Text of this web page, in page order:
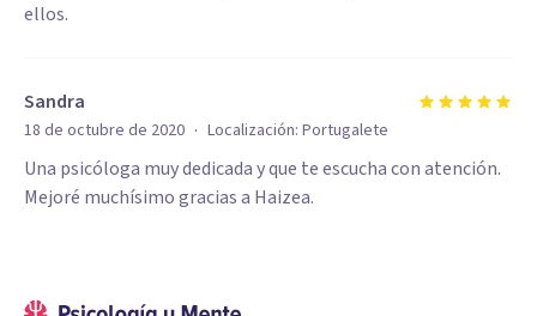
ellos.
Sandra
18 de octubre de 2020 · Localización: Portugalete
Una psicóloga muy dedicada y que te escucha con atención.
Mejoré muchísimo gracias a Haizea.